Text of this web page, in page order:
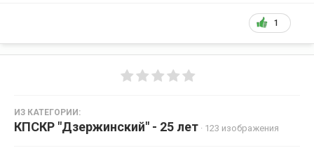
1
ИЗ КАТЕГОРИИ:
КПСКР "Дзержинский" - 25 лет · 123 изображения